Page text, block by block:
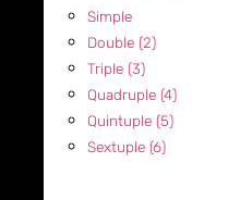
Simple
Double (2)
Triple (3)
Quadruple (4)
Quintuple (5)
Sextuple (6)